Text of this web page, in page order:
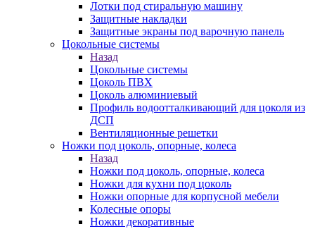
Лотки под стиральную машину
Защитные накладки
Защитные экраны под варочную панель
Цокольные системы
Назад
Цокольные системы
Цоколь ПВХ
Цоколь алюминиевый
Профиль водоотталкивающий для цоколя из
ДСП
Вентиляционные решетки
Ножки под цоколь, опорные, колеса
Назад
Ножки под цоколь, опорные, колеса
Ножки для кухни под цоколь
Ножки опорные для корпусной мебели
Колесные опоры
Ножки декоративные